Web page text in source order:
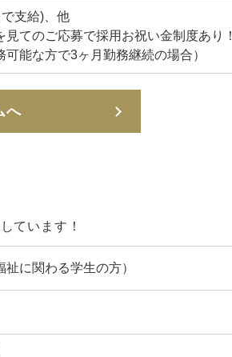
支給)、他
見てのご応募で採用お祝い金制度あり！
可能な方で3ヶ月勤務継続の場合）
へ
ています！
に関わる学生の方）